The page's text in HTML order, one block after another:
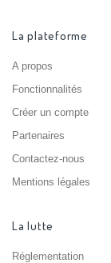
La plateforme
A propos
Fonctionnalités
Créer un compte
Partenaires
Contactez-nous
Mentions légales
La lutte
Réglementation